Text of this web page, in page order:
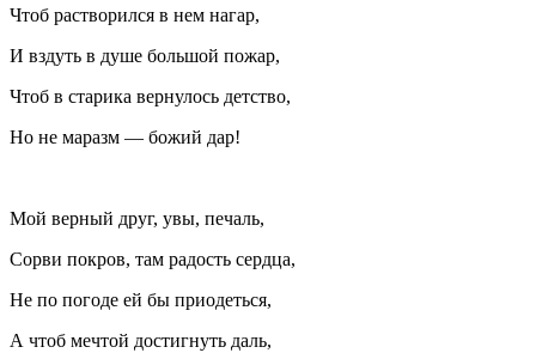
Чтоб растворился в нем нагар,
И вздуть в душе большой пожар,
Чтоб в старика вернулось детство,
Но не маразм — божий дар!
Мой верный друг, увы, печаль,
Сорви покров, там радость сердца,
Не по погоде ей бы приодеться,
А чтоб мечтой достигнуть даль,